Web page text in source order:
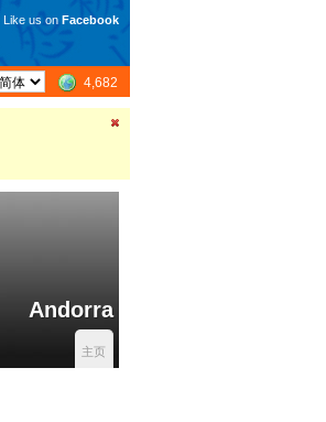
Like us on Facebook
4,682
Andorra
主页